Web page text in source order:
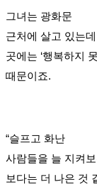
그녀는 광화문
근처에 살고 있는
곳에는 ‘행복하지
때문이죠.
“슬프고 화난
사람들을 늘 지켜
보다는 더 나은 것